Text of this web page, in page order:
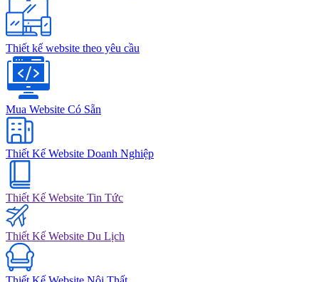
Thiết kế website theo yêu cầu
Mua Website Có Sẵn
Thiết Kế Website Doanh Nghiệp
Thiết Kế Website Tin Tức
Thiết Kế Website Du Lịch